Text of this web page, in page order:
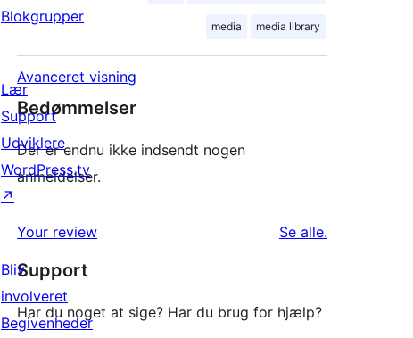
media media library
Avanceret visning
Bedømmelser
Der er endnu ikke indsendt nogen
anmeldelser.
Your review Se alleanmeldelser
.
Support
Har du noget at sige? Har du brug for hjælp?
Blokgrupper
Lær
Support
Udviklere
WordPress.tv
↗
Bliv
involveret
Begivenheder